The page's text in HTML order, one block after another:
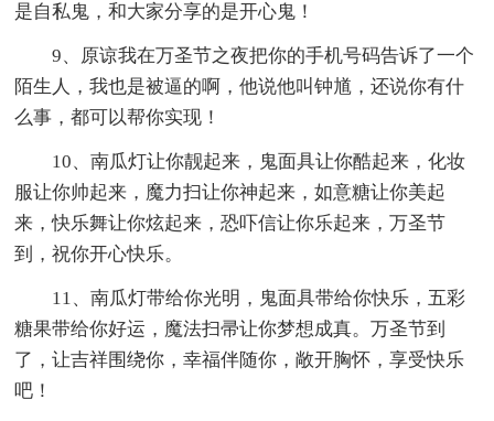
是自私鬼，和大家分享的是开心鬼！
9、原谅我在万圣节之夜把你的手机号码告诉了一个
陌生人，我也是被逼的啊，他说他叫钟馗，还说你有什
么事，都可以帮你实现！
10、南瓜灯让你靓起来，鬼面具让你酷起来，化妆
服让你帅起来，魔力扫让你神起来，如意糖让你美起
来，快乐舞让你炫起来，恐吓信让你乐起来，万圣节
到，祝你开心快乐。
11、南瓜灯带给你光明，鬼面具带给你快乐，五彩
糖果带给你好运，魔法扫帚让你梦想成真。万圣节到
了，让吉祥围绕你，幸福伴随你，敞开胸怀，享受快乐
吧！